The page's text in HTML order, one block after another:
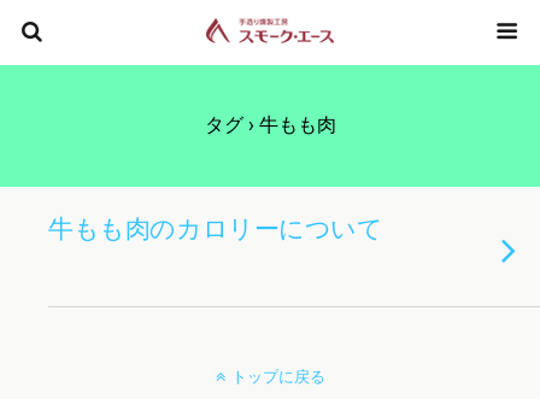
タグ › 牛もも肉
牛もも肉のカロリーについて
トップに戻る